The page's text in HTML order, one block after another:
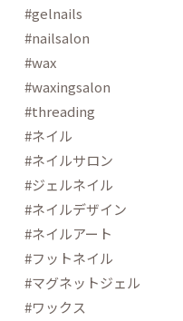
#gelnails
#nailsalon
#wax
#waxingsalon
#threading
#ネイル
#ネイルサロン
#ジェルネイル
#ネイルデザイン
#ネイルアート
#フットネイル
#マグネットジェル
#ワックス